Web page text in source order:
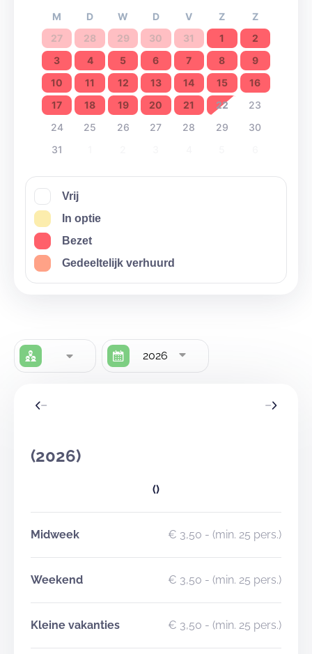
M D W D V Z
Z
27
28 29 30 31 1
2
3
4 5 6 7 8
9
10
11 12 13 14 15
16
17
18 19 20 21 22
23
24
25 26 27 28 29
30
31
Vrij
In optie
Bezet
Gedeeltelijk verhuurd
2026
(2026)
()
Midweek € 3,50 - (min. 25 pers.)
Weekend € 3,50 - (min. 25 pers.)
Kleine vakanties € 3,50 - (min. 25 pers.)